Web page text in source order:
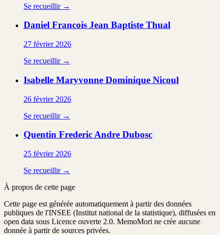
Se recueillir →
Daniel Francois Jean Baptiste Thual
27 février 2026
Se recueillir →
Isabelle Maryvonne Dominique Nicoul
26 février 2026
Se recueillir →
Quentin Frederic Andre Dubosc
25 février 2026
Se recueillir →
À propos de cette page
Cette page est générée automatiquement à partir des données
publiques de l'INSEE (Institut national de la statistique), diffusées en
open data sous Licence ouverte 2.0. MemoMori ne crée aucune
donnée à partir de sources privées.